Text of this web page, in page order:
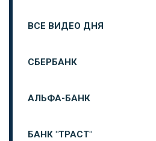
ВСЕ ВИДЕО ДНЯ
СБЕРБАНК
АЛЬФА-БАНК
БАНК "ТРАСТ"